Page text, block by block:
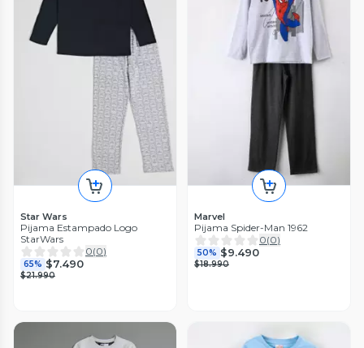
Star Wars
Pijama Estampado Logo
StarWars
0(0)
65% $7.490
$21.990
Marvel
Pijama Spider-Man 1962
0(0)
50% $9.490
$18.990